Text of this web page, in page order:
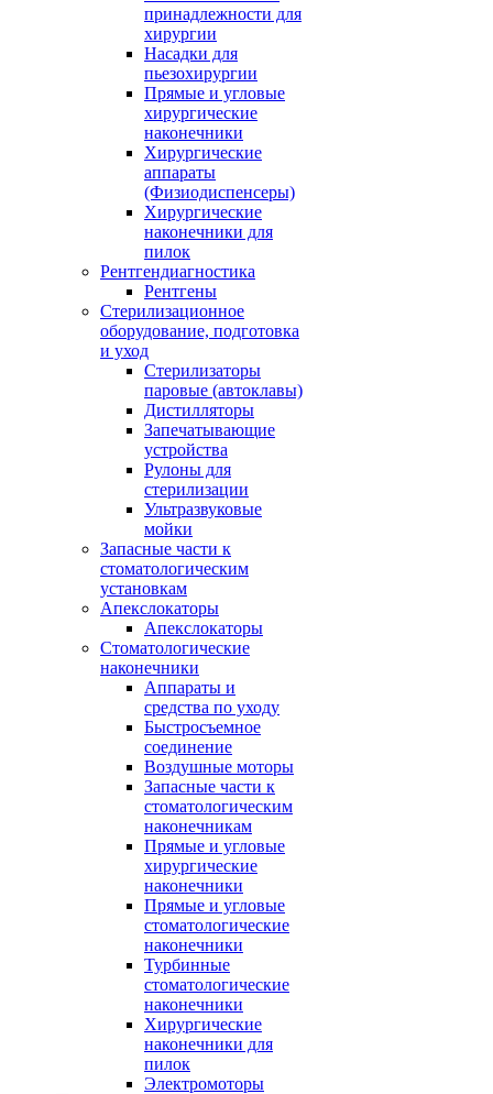
принадлежности для
хирургии
Насадки для
пьезохирургии
Прямые и угловые
хирургические
наконечники
Хирургические
аппараты
(Физиодиспенсеры)
Хирургические
наконечники для
пилок
Рентгендиагностика
Рентгены
Стерилизационное
оборудование, подготовка
и уход
Стерилизаторы
паровые (автоклавы)
Дистилляторы
Запечатывающие
устройства
Рулоны для
стерилизации
Ультразвуковые
мойки
Запасные части к
стоматологическим
установкам
Апекслокаторы
Апекслокаторы
Стоматологические
наконечники
Аппараты и
средства по уходу
Быстросъемное
соединение
Воздушные моторы
Запасные части к
стоматологическим
наконечникам
Прямые и угловые
хирургические
наконечники
Прямые и угловые
стоматологические
наконечники
Турбинные
стоматологические
наконечники
Хирургические
наконечники для
пилок
Электромоторы